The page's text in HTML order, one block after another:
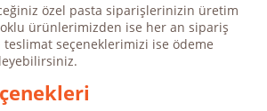
özel pasta siparişlerinizin üretim
ürünlerimizden ise her an sipariş
seçeneklerimizi ise ödeme